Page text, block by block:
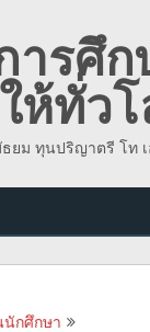
รศึ
ห้ทั่ว
ยม ทุนปริญาตรี โท เ
นักศึกษา